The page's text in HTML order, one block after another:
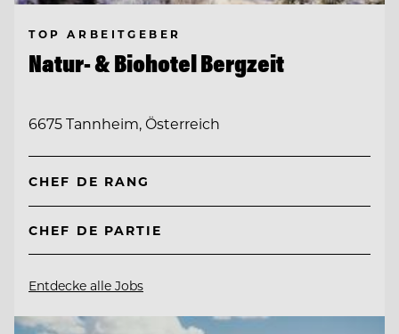
TOP ARBEITGEBER
Natur- & Biohotel Bergzeit
6675 Tannheim, Österreich
CHEF DE RANG
CHEF DE PARTIE
Entdecke alle Jobs